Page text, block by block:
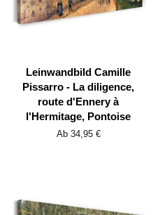
Leinwandbild Camille
Pissarro - La diligence,
route d'Ennery à
l'Hermitage, Pontoise
Ab 34,95 €